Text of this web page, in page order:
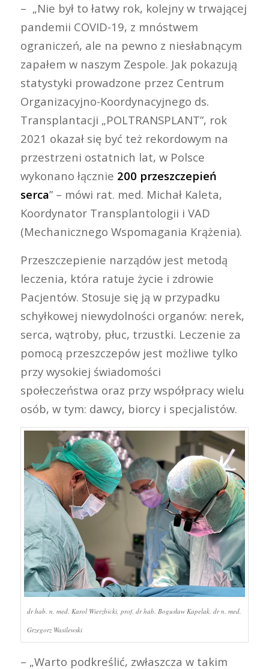
– „Nie był to łatwy rok, kolejny w trwającej
pandemii COVID-19, z mnóstwem
ograniczeń, ale na pewno z niesłabnącym
zapałem w naszym Zespole. Jak pokazują
statystyki prowadzone przez Centrum
Organizacyjno-Koordynacyjnego ds.
Transplantacji „POLTRANSPLANT”, rok
2021 okazał się być też rekordowym na
przestrzeni ostatnich lat, w Polsce
wykonano łącznie 200 przeszczepień
serca” – mówi rat. med. Michał Kaleta,
Koordynator Transplantologii i VAD
(Mechanicznego Wspomagania Krążenia).
Przeszczepienie narządów jest metodą
leczenia, która ratuje życie i zdrowie
Pacjentów. Stosuje się ją w przypadku
schyłkowej niewydolności organów: nerek,
serca, wątroby, płuc, trzustki. Leczenie za
pomocą przeszczepów jest możliwe tylko
przy wysokiej świadomości
społeczeństwa oraz przy współpracy wielu
osób, w tym: dawcy, biorcy i specjalistów.
dr hab. n. med. Karol Wierzbicki, prof. dr hab. Bogusław Kapelak, dr n. med.
Grzegorz Wasilewski
– „Warto podkreślić, zwłaszcza w takim